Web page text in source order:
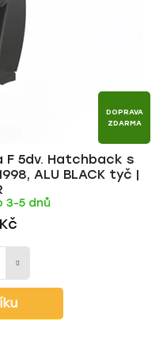
DOPRAVA
ZDARMA
5dv. Hatchback s
ALU BLACK tyč |
3-5 dnů